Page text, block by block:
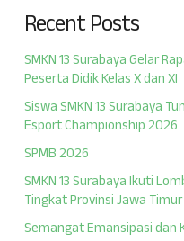
Recent Posts
SMKN 13 Surabaya Gelar
Peserta Didik Kelas X dan XI
Siswa SMKN 13 Surabaya
Esport Championship 2026
SPMB 2026
SMKN 13 Surabaya Ikuti
Tingkat Provinsi Jawa Timur
Semangat Emansipasi dan